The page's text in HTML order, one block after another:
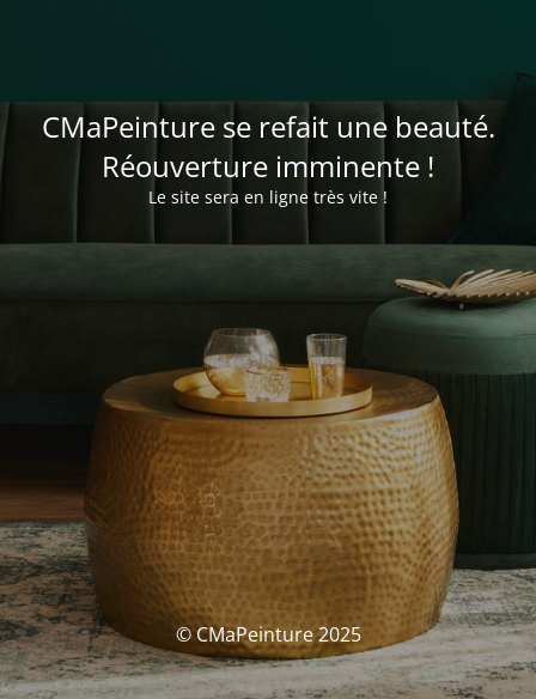
CMaPeinture se refait une beauté.
Réouverture imminente !
Le site sera en ligne très vite !
© CMaPeinture 2025